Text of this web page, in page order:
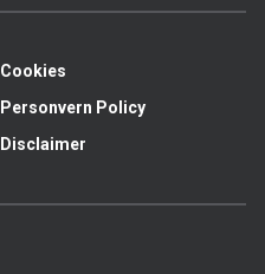
Cookies
Personvern Policy
Disclaimer